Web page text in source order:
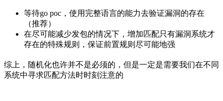
等待go poc，使用完整语言的能力去验证漏洞的存在
（推荐）
在尽可能减少发包的情况下，增加匹配只有漏洞系统才
存在的特殊规则，保证前置规则尽可能地强
综上，随机化也许并不是必须的，但是一定是需要我们在不同
系统中寻求匹配方法时时刻注意的